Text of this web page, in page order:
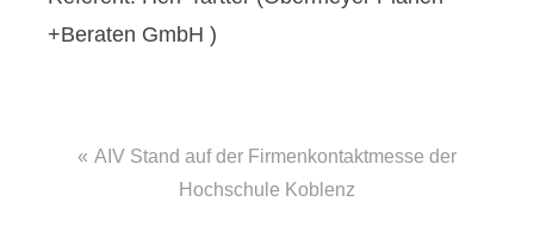
+Beraten GmbH )
Beitragsnavigation
AIV Stand auf der Firmenkontaktmesse der
Hochschule Koblenz